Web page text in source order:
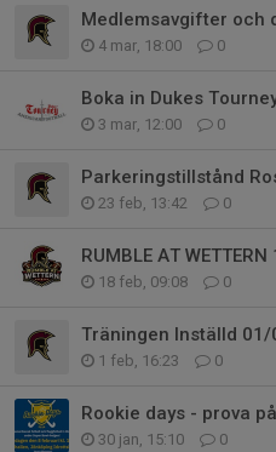
Medlemsavgifter och
4 mar, 18:00 0
Boka in Dukes
3 mar, 12:00 0
Parkeringstillstånd
23 feb, 13:42 0
RUMBLE AT
18 feb, 09:08 0
Träningen Inställd 01/
1 feb, 16:23 0
Rookie days - prova
30 jan, 15:10 0